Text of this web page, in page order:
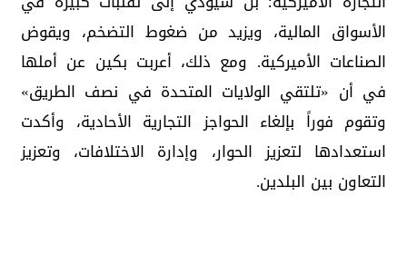
الأسواق المالية، ويزيد من ضغوط التضخم، ويقوض
الصناعات الأميركية. ومع ذلك، أعربت بكين عن أملها
في أن «تلتقي الولايات المتحدة في نصف الطريق»
وتقوم فوراً بإلغاء الحواجز التجارية الأحادية، وأكدت
استعدادها لتعزيز الحوار، وإدارة الاختلافات، وتعزيز
التعاون بين البلدين.